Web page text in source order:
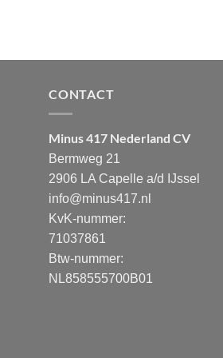
CONTACT
Minus 417 Nederland CV
Bermweg 21
2906 LA Capelle a/d IJssel
info@minus417.nl
KvK-nummer:
71037861
Btw-nummer:
NL858555700B01